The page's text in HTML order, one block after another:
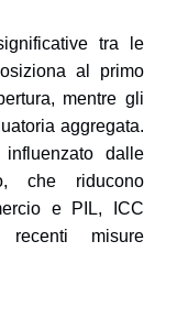
tra le
al primo
mentre gli
aggregata.
dalle
che riducono
e PIL, ICC
misure